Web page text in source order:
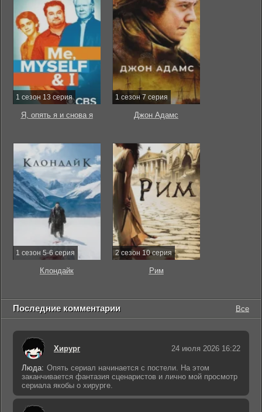
1 сезон 13 серия
Я, опять я и снова я
1 сезон 7 серия
Джон Адамс
1 сезон 5-6 серия
Клондайк
2 сезон 10 серия
Рим
Последние комментарии Все
Хирург 24 июля 2026 16:22
Люда: Опять сериал начинается с постели. На этом
заканчивается фантазия сценаристов и лично мой просмотр
сериала якобы о хирурге.